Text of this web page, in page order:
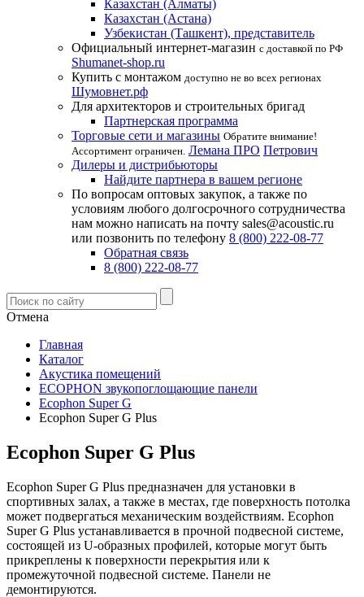
Казахстан (Алматы)
Казахстан (Астана)
Узбекистан (Ташкент), представитель
Официальный интернет-магазин с доставкой по РФ
Shumanet-shop.ru
Купить с монтажом доступно не во всех регионах
Шумовнет.рф
Для архитекторов и строительных бригад
Партнерская программа
Торговые сети и магазины Обратите внимание!
Ассортимент ограничен. Лемана ПРО Петрович
Дилеры и дистрибьюторы
Найдите партнера в вашем регионе
По вопросам оптовых закупок, а также по
условиям любого долгосрочного сотрудничества
нам можно написать на почту sales@acoustic.ru
или позвонить по телефону 8 (800) 222-08-77
Обратная связь
8 (800) 222-08-77
Отмена
Главная
Каталог
Акустика помещений
ECOPHON звукопоглощающие панели
Ecophon Super G
Ecophon Super G Plus
Ecophon Super G Plus
Ecophon Super G Plus предназначен для установки в
спортивных залах, а также в местах, где поверхность потолка
может подвергаться механическим воздействиям. Ecophon
Super G Plus устанавливается в прочной подвесной системе,
состоящей из U-образных профилей, которые могут быть
прикреплены к поверхности перекрытия или к
промежуточной подвесной системе. Панели не
демонтируются.